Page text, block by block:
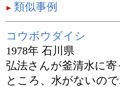
類似事例
コウボウダイシ
1978年 石川県
弘法さんが釜清水に
ところ、水がないの